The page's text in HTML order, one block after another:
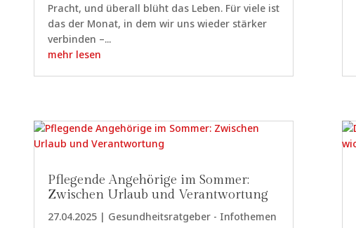
Pracht, und überall blüht das Leben. Für viele ist
das der Monat, in dem wir uns wieder stärker
verbinden –...
mehr lesen
Pflegende Angehörige im Sommer:
Zwischen Urlaub und Verantwortung
27.04.2025 | Gesundheitsratgeber - Infothemen